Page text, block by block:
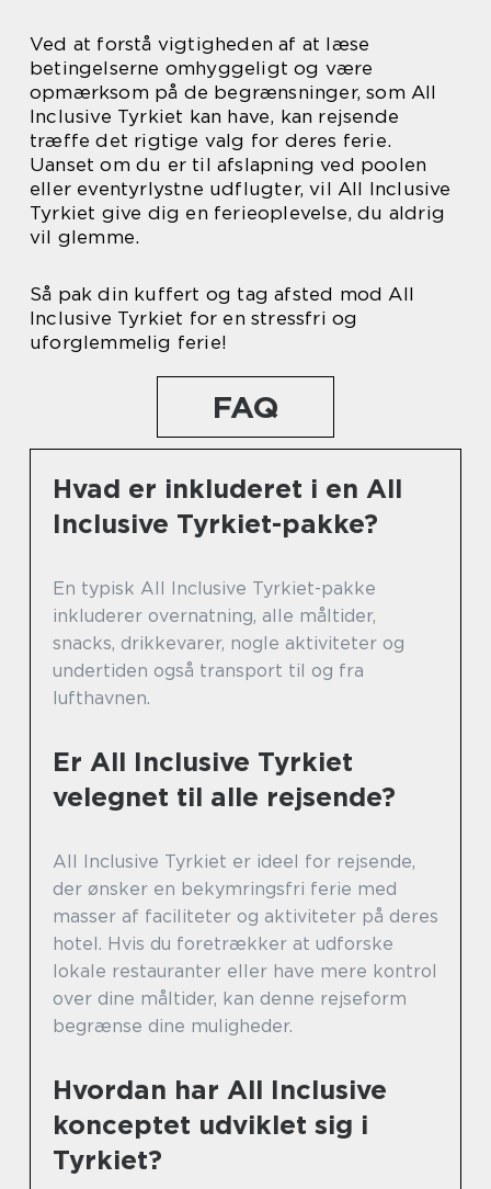
Ved at forstå vigtigheden af at læse
betingelserne omhyggeligt og være
opmærksom på de begrænsninger, som All
Inclusive Tyrkiet kan have, kan rejsende
træffe det rigtige valg for deres ferie.
Uanset om du er til afslapning ved poolen
eller eventyrlystne udflugter, vil All Inclusive
Tyrkiet give dig en ferieoplevelse, du aldrig
vil glemme.
Så pak din kuffert og tag afsted mod All
Inclusive Tyrkiet for en stressfri og
uforglemmelig ferie!
FAQ
Hvad er inkluderet i en All
Inclusive Tyrkiet-pakke?
En typisk All Inclusive Tyrkiet-pakke
inkluderer overnatning, alle måltider,
snacks, drikkevarer, nogle aktiviteter og
undertiden også transport til og fra
lufthavnen.
Er All Inclusive Tyrkiet
velegnet til alle rejsende?
All Inclusive Tyrkiet er ideel for rejsende,
der ønsker en bekymringsfri ferie med
masser af faciliteter og aktiviteter på deres
hotel. Hvis du foretrækker at udforske
lokale restauranter eller have mere kontrol
over dine måltider, kan denne rejseform
begrænse dine muligheder.
Hvordan har All Inclusive
konceptet udviklet sig i
Tyrkiet?